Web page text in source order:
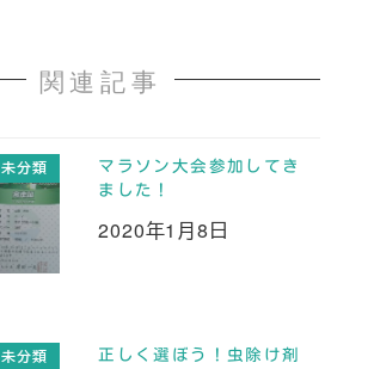
関連記事
未分類
マラソン大会参加してき
ました！
投稿日
2020年1月8日
未分類 正しく選ぼう！虫除け剤